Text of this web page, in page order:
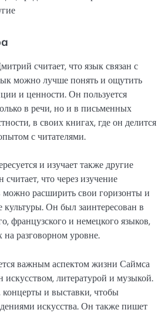
считает, что язык связан с
можно лучше понять и ощутить
и ценности. Он пользуется
в речи, но и в письменных
в своих книгах, где он делится
с читателями.
и изучает также другие
что через изучение
расширить свои горизонты и
Он был заинтересован в
французского и немецкого языков,
разговорном уровне.
важным аспектом жизни Саймса
литературой и музыкой.
и выставки, чтобы
искусства. Он также пишет